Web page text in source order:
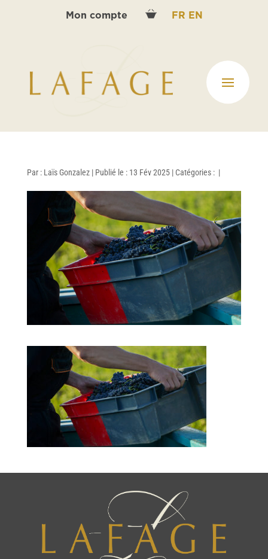
Mon compte FR EN
Par : Laïs Gonzalez | Publié le : 13 Fév 2025 | Catégories : |